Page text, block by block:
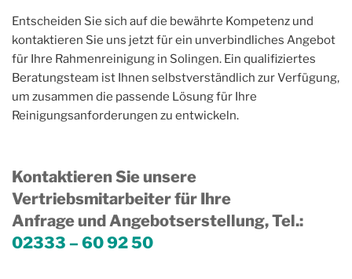
Entscheiden Sie sich auf die bewährte Kompetenz und
kontaktieren Sie uns jetzt für ein unverbindliches Angebot
für Ihre Rahmenreinigung in Solingen. Ein qualifiziertes
Beratungsteam ist Ihnen selbstverständlich zur Verfügung,
um zusammen die passende Lösung für Ihre
Reinigungsanforderungen zu entwickeln.
Kontaktieren Sie unsere
Vertriebsmitarbeiter für Ihre
Anfrage und Angebotserstellung, Tel.:
02333 – 60 92 50